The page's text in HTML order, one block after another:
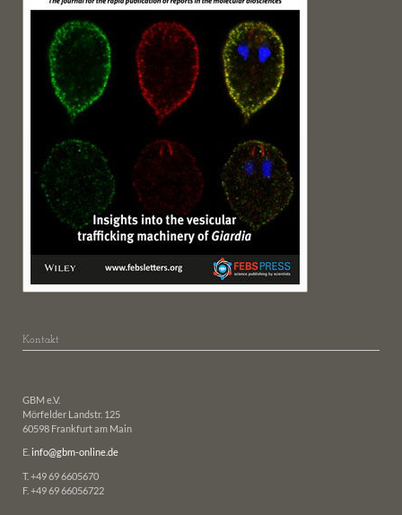
Kontakt
GBM e.V.
Mörfelder Landstr. 125
60598 Frankfurt am Main
E. info@gbm-online.de
T. +49 69 6605670
F. +49 69 66056722